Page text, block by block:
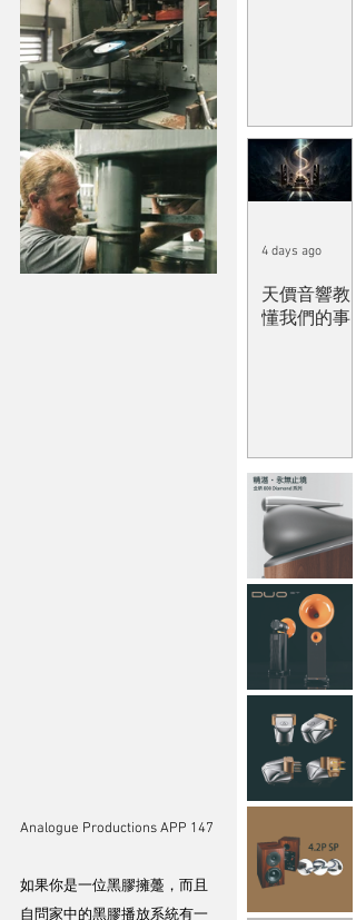
Analogue Productions APP 147
如果你是一位黑膠擁躉，而且
自問家中的黑膠播放系統有一
天價音響教
懂我們的事
4 days ago